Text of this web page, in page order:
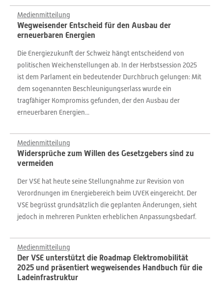
Medienmitteilung
Wegweisender Entscheid für den Ausbau der
erneuerbaren Energien
Die Energiezukunft der Schweiz hängt entscheidend von
politischen Weichenstellungen ab. In der Herbstsession 2025
ist dem Parlament ein bedeutender Durchbruch gelungen: Mit
dem sogenannten Beschleunigungserlass wurde ein
tragfähiger Kompromiss gefunden, der den Ausbau der
erneuerbaren Energien...
Medienmitteilung
Widersprüche zum Willen des Gesetzgebers sind zu
vermeiden
Der VSE hat heute seine Stellungnahme zur Revision von
Verordnungen im Energiebereich beim UVEK eingereicht. Der
VSE begrüsst grundsätzlich die geplanten Änderungen, sieht
jedoch in mehreren Punkten erheblichen Anpassungsbedarf.
Medienmitteilung
Der VSE unterstützt die Roadmap Elektromobilität
2025 und präsentiert wegweisendes Handbuch für die
Ladeinfrastruktur